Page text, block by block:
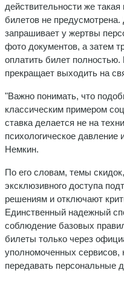
действительности же
билетов не
запрашивает у жертвы
фото документов, а затем
оплатить билет
прекращает выходить на
"Важно понимать, что
классическим примером
ставка делается не на
психологическое
Немкин.
По его словам, темы
эксклюзивного доступа
решениям и отключают
Единственный надежный
соблюдение базовых
билеты только через
уполномоченных сервисов,
передавать персональные